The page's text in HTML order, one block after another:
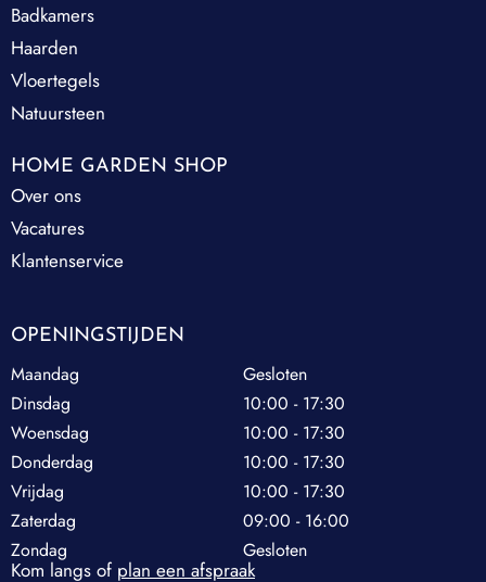
Badkamers
Haarden
Vloertegels
Natuursteen
HOME GARDEN SHOP
Over ons
Vacatures
Klantenservice
OPENINGSTIJDEN
Maandag
Gesloten
Dinsdag
10:00 - 17:30
Woensdag
10:00 - 17:30
Donderdag
10:00 - 17:30
Vrijdag
10:00 - 17:30
Zaterdag
09:00 - 16:00
Zondag
Gesloten
Kom langs of plan een afspraak